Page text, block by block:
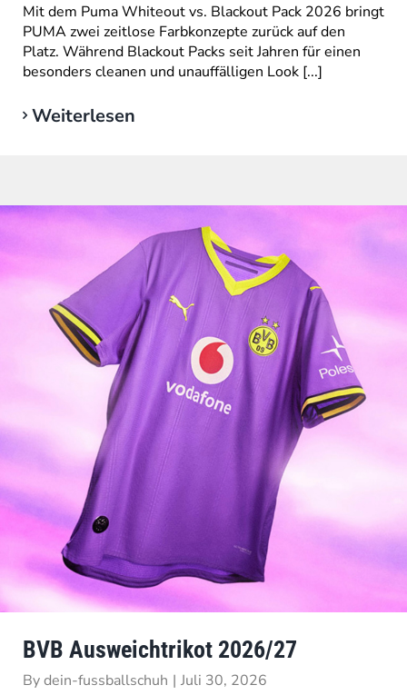
Mit dem Puma Whiteout vs. Blackout Pack 2026 bringt
PUMA zwei zeitlose Farbkonzepte zurück auf den
Platz. Während Blackout Packs seit Jahren für einen
besonders cleanen und unauffälligen Look [...]
Weiterlesen
BVB Ausweichtrikot 2026/27
Bydein-fussballschuh | Juli 30, 2026